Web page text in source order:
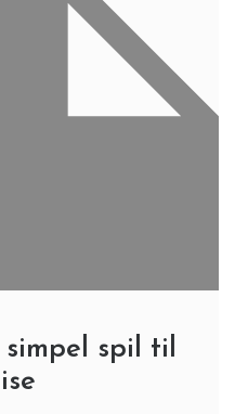
simpel spil til